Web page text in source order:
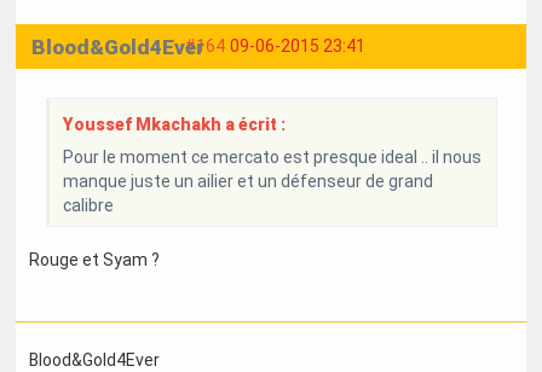
#164 09-06-2015 23:41
Blood&Gold4Ever
Youssef Mkachakh a écrit :
Pour le moment ce mercato est presque ideal .. il nous
manque juste un ailier et un défenseur de grand
calibre
Rouge et Syam ?
Blood&Gold4Ever